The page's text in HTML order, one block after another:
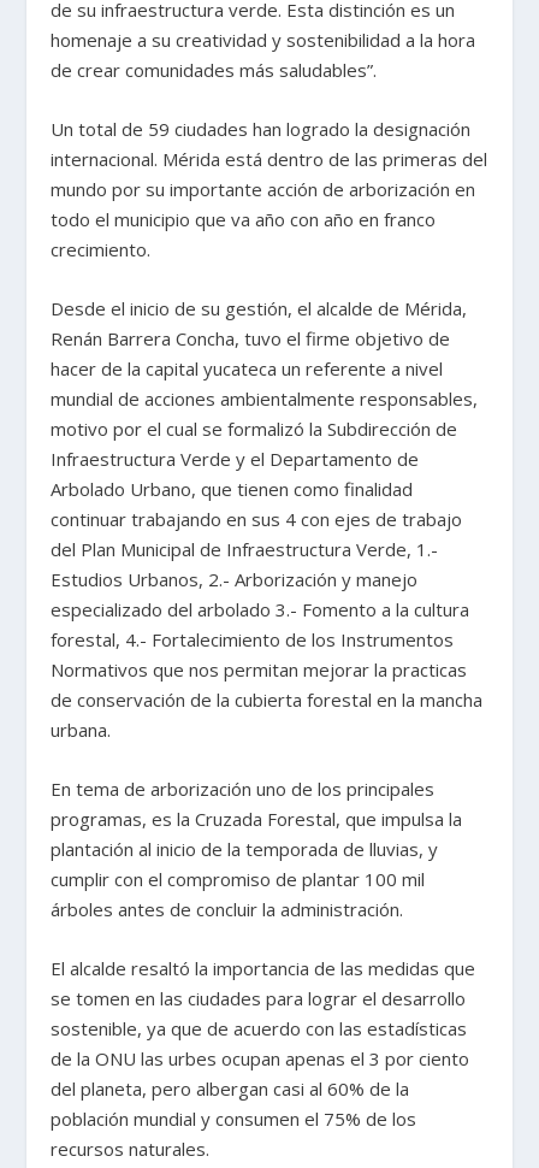
de su infraestructura verde. Esta distinción es un
homenaje a su creatividad y sostenibilidad a la hora
de crear comunidades más saludables”.
Un total de 59 ciudades han logrado la designación
internacional. Mérida está dentro de las primeras del
mundo por su importante acción de arborización en
todo el municipio que va año con año en franco
crecimiento.
Desde el inicio de su gestión, el alcalde de Mérida,
Renán Barrera Concha, tuvo el firme objetivo de
hacer de la capital yucateca un referente a nivel
mundial de acciones ambientalmente responsables,
motivo por el cual se formalizó la Subdirección de
Infraestructura Verde y el Departamento de
Arbolado Urbano, que tienen como finalidad
continuar trabajando en sus 4 con ejes de trabajo
del Plan Municipal de Infraestructura Verde, 1.-
Estudios Urbanos, 2.- Arborización y manejo
especializado del arbolado 3.- Fomento a la cultura
forestal, 4.- Fortalecimiento de los Instrumentos
Normativos que nos permitan mejorar la practicas
de conservación de la cubierta forestal en la mancha
urbana.
En tema de arborización uno de los principales
programas, es la Cruzada Forestal, que impulsa la
plantación al inicio de la temporada de lluvias, y
cumplir con el compromiso de plantar 100 mil
árboles antes de concluir la administración.
El alcalde resaltó la importancia de las medidas que
se tomen en las ciudades para lograr el desarrollo
sostenible, ya que de acuerdo con las estadísticas
de la ONU las urbes ocupan apenas el 3 por ciento
del planeta, pero albergan casi al 60% de la
población mundial y consumen el 75% de los
recursos naturales.